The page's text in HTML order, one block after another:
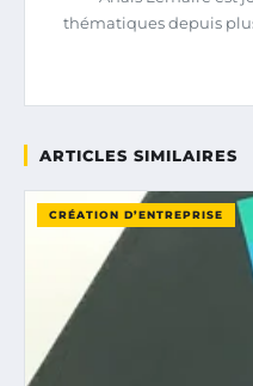
thématiques depuis
ARTICLES SIMILAIRES
CRÉATION D’ENTREPRISE